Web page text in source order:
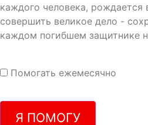
каждого человека,
совершить великое дело -
каждом погибшем защитнике
Помогать ежемесячно
Я ПОМОГУ